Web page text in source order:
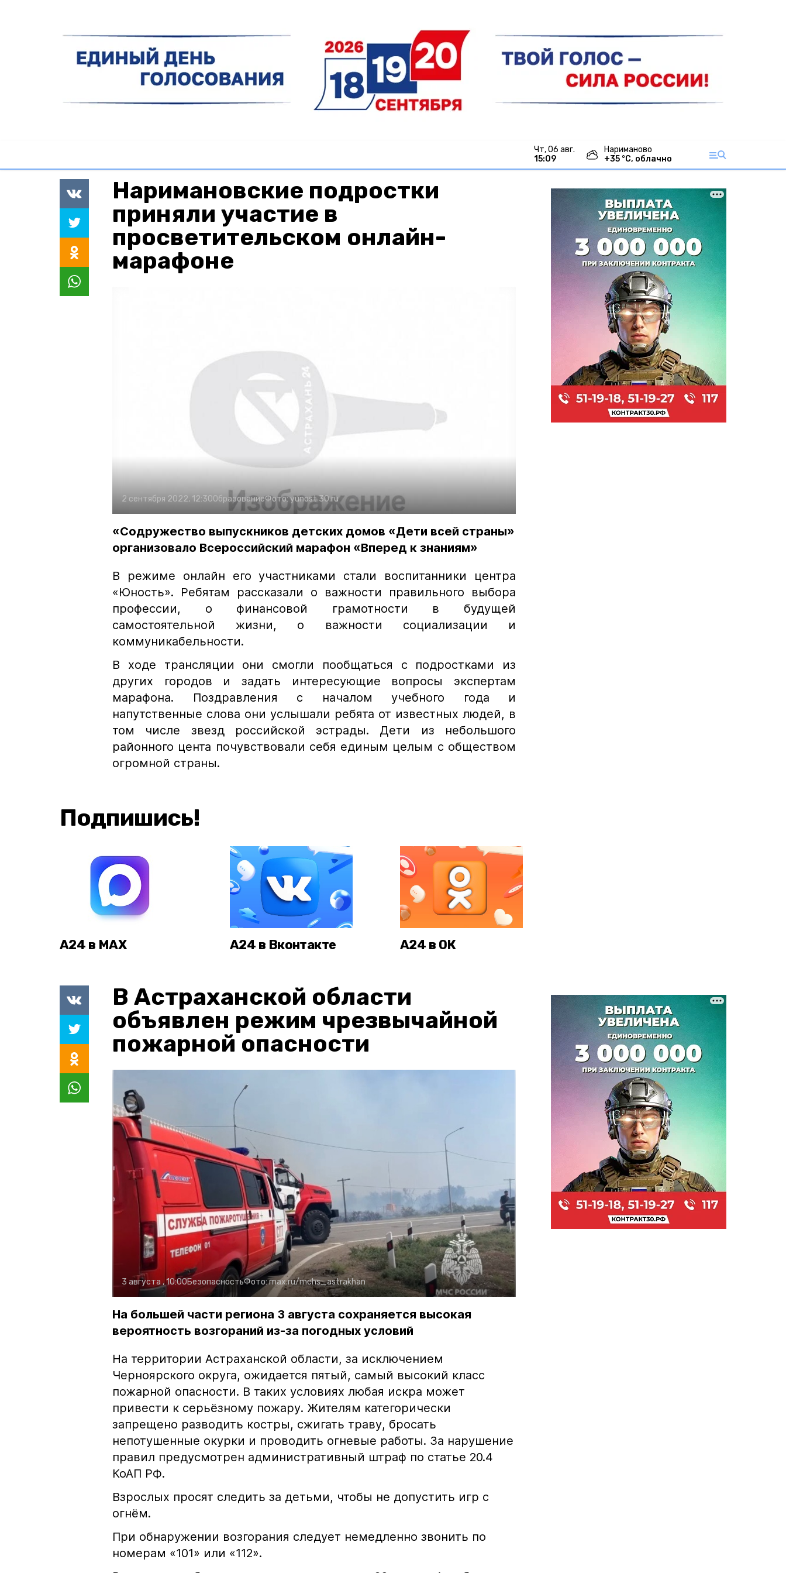
чт, 06 авг.
15:09
Нариманово
+35 °С, облачно
Наримановские подростки
приняли участие в
просветительском онлайн-
марафоне
2 сентября 2022, 12:30ОбразованиеФото:yunost 30.ru
«Содружество выпускников детских домов «Дети всей страны»
организовало Всероссийский марафон «Вперед к знаниям»
В режиме онлайн его участниками стали воспитанники центра
«Юность». Ребятам рассказали о важности правильного выбора
профессии, о финансовой грамотности в будущей
самостоятельной жизни, о важности социализации и
коммуникабельности.
В ходе трансляции они смогли пообщаться с подростками из
других городов и задать интересующие вопросы экспертам
марафона. Поздравления с началом учебного года и
напутственные слова они услышали ребята от известных людей, в
том числе звезд российской эстрады. Дети из небольшого
районного цента почувствовали себя единым целым с обществом
огромной страны.
Подпишись!
А24 в MAX А24 в Вконтакте А24 в ОК
В Астраханской области
объявлен режим чрезвычайной
пожарной опасности
3 августа , 10:00БезопасностьФото:max.ru/mchs_astrakhan
На большей части региона 3 августа сохраняется высокая
вероятность возгораний из-за погодных условий
На территории Астраханской области, за исключением
Черноярского округа, ожидается пятый, самый высокий класс
пожарной опасности. В таких условиях любая искра может
привести к серьёзному пожару. Жителям категорически
запрещено разводить костры, сжигать траву, бросать
непотушенные окурки и проводить огневые работы. За нарушение
правил предусмотрен административный штраф по статье 20.4
КоАП РФ.
Взрослых просят следить за детьми, чтобы не допустить игр с
огнём.
При обнаружении возгорания следует немедленно звонить по
номерам «101» или «112».